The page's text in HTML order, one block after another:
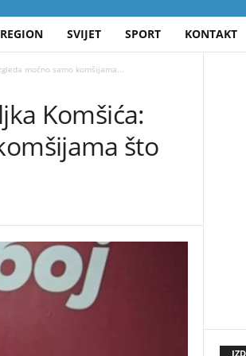
REGION SVIJET SPORT KONTAKT
moćno samo komšijama...
Komšića:
što